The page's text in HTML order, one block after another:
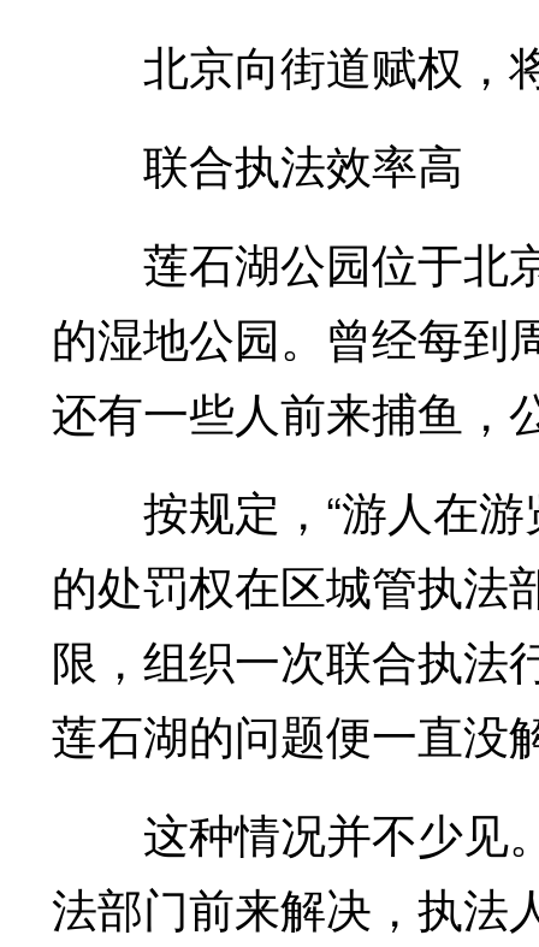
北京向街道赋权，
联合执法效率高
莲石湖公园位于北
的湿地公园。曾经每到
还有一些人前来捕鱼，
按规定，“游人在游
的处罚权在区城管执法
限，组织一次联合执法
莲石湖的问题便一直没
这种情况并不少见
法部门前来解决，执法